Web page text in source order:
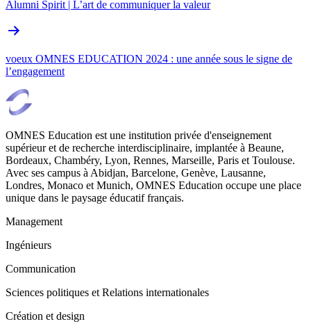
Alumni Spirit | L’art de communiquer la valeur
voeux OMNES EDUCATION 2024 : une année sous le signe de
l’engagement
OMNES Education est une institution privée d'enseignement
supérieur et de recherche interdisciplinaire, implantée à Beaune,
Bordeaux, Chambéry, Lyon, Rennes, Marseille, Paris et Toulouse.
Avec ses campus à Abidjan, Barcelone, Genève, Lausanne,
Londres, Monaco et Munich, OMNES Education occupe une place
unique dans le paysage éducatif français.
Management
Ingénieurs
Communication
Sciences politiques et Relations internationales
Création et design